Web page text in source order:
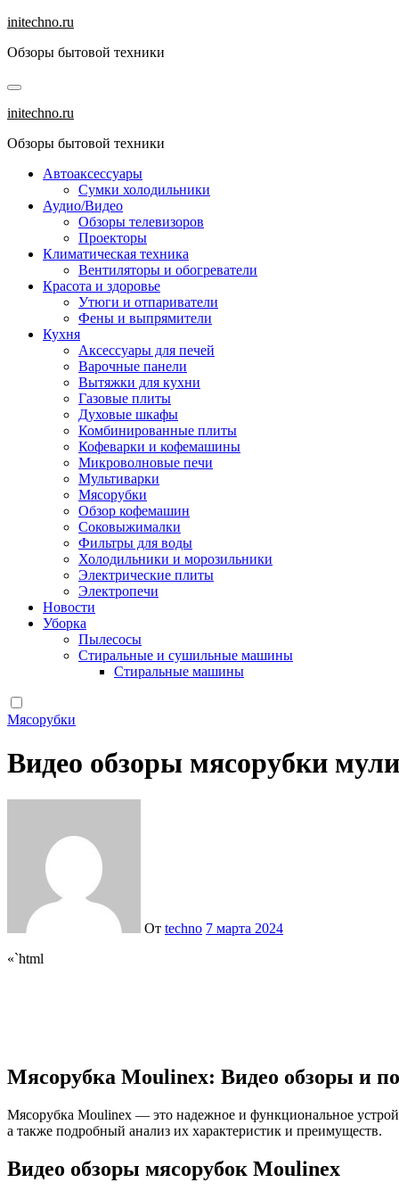
Перейти
содержанию
initechno.ru
Обзоры бытовой техники
initechno.ru
Обзоры бытовой техники
Автоаксессуары
Сумки холодильники
Аудио/Видео
Обзоры телевизоров
Проекторы
Климатическая техника
Вентиляторы и обогреватели
Красота и здоровье
Утюги и отпариватели
Фены и выпрямители
Кухня
Аксессуары для печей
Варочные панели
Вытяжки для кухни
Газовые плиты
Духовые шкафы
Комбинированные плиты
Кофеварки и кофемашины
Микроволновые печи
Мультиварки
Мясорубки
Обзор кофемашин
Соковыжималки
Фильтры для воды
Холодильники и морозильники
Электрические плиты
Электропечи
Новости
Уборка
Пылесосы
Стиральные и сушильные машины
Стиральные машины
Мясорубки
Видео обзоры мясорубки
От techno 7 марта 2024
«`html
Мясорубка Moulinex: Видео обзоры и
Мясорубка Moulinex — это надежное и функциональное
а также подробный анализ их характеристик и преимуществ.
Видео обзоры мясорубок Moulinex